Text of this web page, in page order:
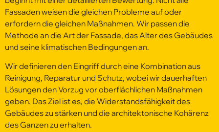
Fassaden weisen die gleichen Probleme auf oder
erfordern die gleichen Maßnahmen. Wir passen die
Methode an die Art der Fassade, das Alter des Gebäudes
und seine klimatischen Bedingungen an.
Wir definieren den Eingriff durch eine Kombination aus
Reinigung, Reparatur und Schutz, wobei wir dauerhaften
Lösungen den Vorzug vor oberflächlichen Maßnahmen
geben. Das Ziel ist es, die Widerstandsfähigkeit des
Gebäudes zu stärken und die architektonische Kohärenz
des Ganzen zu erhalten.